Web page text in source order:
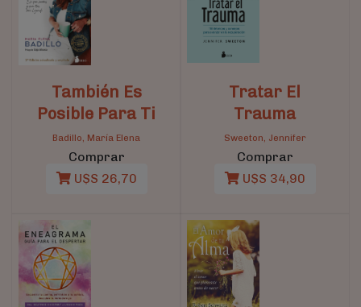
También Es
Posible Para Ti
Badillo, María Elena
Comprar
U$S 26,70
Tratar El
Trauma
Sweeton, Jennifer
Comprar
U$S 34,90